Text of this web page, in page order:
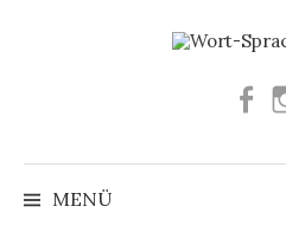
MENÜ